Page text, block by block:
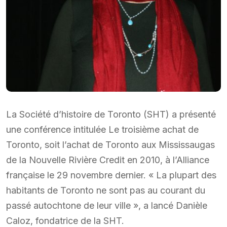
La Société d’histoire de Toronto (SHT) a présenté
une conférence intitulée Le troisième achat de
Toronto, soit l’achat de Toronto aux Mississaugas
de la Nouvelle Rivière Credit en 2010, à l’Alliance
française le 29 novembre dernier. « La plupart des
habitants de Toronto ne sont pas au courant du
passé autochtone de leur ville », a lancé Danièle
Caloz, fondatrice de la SHT.